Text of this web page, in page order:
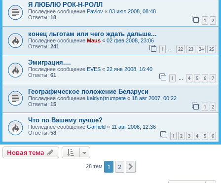
Я ЛЮБЛЮ РОК-Н-РОЛЛ
Последнее сообщение Pavlov « 03 июл 2008, 08:48
Ответы: 18 1 2
конец льготам или чего ждать дальше...
Последнее сообщение Maus « 02 фев 2008, 23:06
Ответы: 241 1 22 23 24 25
Эмиграция....
Последнее сообщение EVES « 22 янв 2008, 16:40
Ответы: 61 1 … 4 5 6 7
Географическое положение Беларуси
Последнее сообщение kaldyn(trumpete « 18 авг 2007, 00:22
Ответы: 15 1 2
Что по Вашему лучше?
Последнее сообщение Garfield « 11 авг 2006, 12:36
Ответы: 58 1 2 3 4 5 6
Новая тема
Новаятема
28 тем 1 2